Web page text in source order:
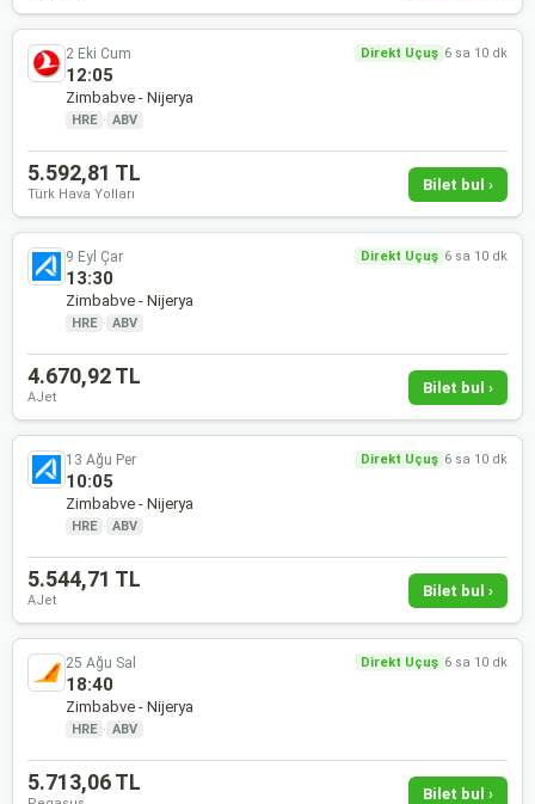
2 Eki Cum Direkt Uçuş 6 sa 10 dk
12:05
Zimbabve - Nijerya
HRE · ABV
5.592,81 TL
Türk Hava Yolları
Bilet bul ›
9 Eyl Çar Direkt Uçuş 6 sa 10 dk
13:30
Zimbabve - Nijerya
HRE · ABV
4.670,92 TL
AJet
Bilet bul ›
13 Ağu Per Direkt Uçuş 6 sa 10 dk
10:05
Zimbabve - Nijerya
HRE · ABV
5.544,71 TL
AJet
Bilet bul ›
25 Ağu Sal Direkt Uçuş 6 sa 10 dk
18:40
Zimbabve - Nijerya
HRE · ABV
5.713,06 TL Bilet bul ›